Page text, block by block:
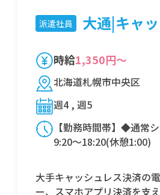
派遣社員 大通|キャ
時給1,350円～
北海道札幌市中央区
週4 , 週5
【勤務時間帯】◆通常
9:20〜18:20(休憩1:00)
※残業：4時間程度/月
大手キャッシュレス決済の
ー、スマホアプリ決済を支